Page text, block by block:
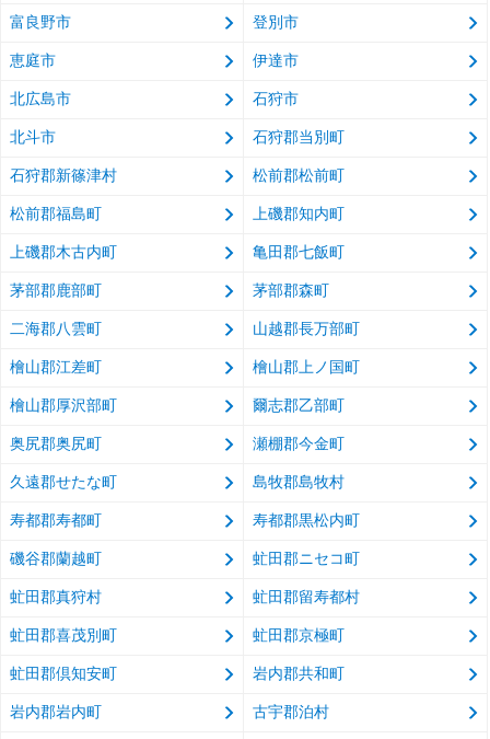
富良野市 登別市
恵庭市 伊達市
北広島市 石狩市
北斗市 石狩郡当別町
石狩郡新篠津村 松前郡松前町
松前郡福島町 上磯郡知内町
上磯郡木古内町 亀田郡七飯町
茅部郡鹿部町 茅部郡森町
二海郡八雲町 山越郡長万部町
檜山郡江差町 檜山郡上ノ国町
檜山郡厚沢部町 爾志郡乙部町
奥尻郡奥尻町 瀬棚郡今金町
久遠郡せたな町 島牧郡島牧村
寿都郡寿都町 寿都郡黒松内町
磯谷郡蘭越町 虻田郡ニセコ町
虻田郡真狩村 虻田郡留寿都村
虻田郡喜茂別町 虻田郡京極町
虻田郡倶知安町 岩内郡共和町
岩内郡岩内町 古宇郡泊村